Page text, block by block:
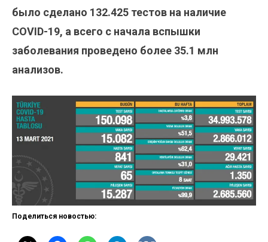
было сделано 132.425 тестов на наличие
COVID-19, а всего с начала вспышки
заболевания проведено более 35.1 млн
анализов.
Поделиться новостью: